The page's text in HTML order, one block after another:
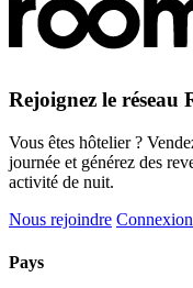
Rejoignez le réseau
Vous êtes hôtelier ?
journée et générez des
activité de nuit.
Nous rejoindre Connexion
Pays